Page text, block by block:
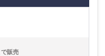
販売